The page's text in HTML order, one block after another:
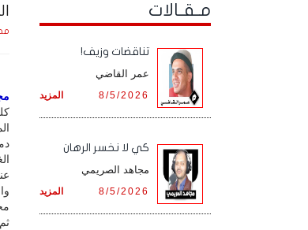
مـقـالات
تناقضات وزيف!
عمر القاضي
المزيد 8/5/2026
كي لا نخسر الرهان
مجاهد الصريمي
المزيد 8/5/2026